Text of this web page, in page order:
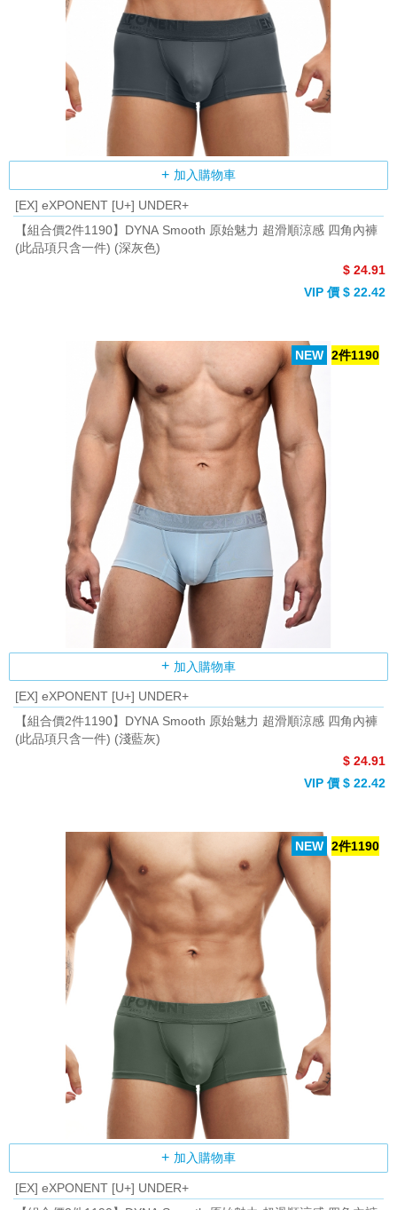
加入購物車
[EX] eXPONENT [U+] UNDER+
【組合價2件1190】DYNA Smooth 原始魅力 超滑順涼感 四角內褲
(此品項只含一件) (深灰色)
$ 24.91
VIP 價 $ 22.42
加入購物車
[EX] eXPONENT [U+] UNDER+
【組合價2件1190】DYNA Smooth 原始魅力 超滑順涼感 四角內褲
(此品項只含一件) (淺藍灰)
$ 24.91
VIP 價 $ 22.42
NEW 2件1190
加入購物車
[EX] eXPONENT [U+] UNDER+
NEW 2件1190